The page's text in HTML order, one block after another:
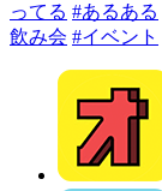
ってる #あるある
飲み会 #イベント